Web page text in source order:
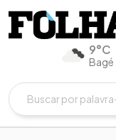
9°C
Bagé